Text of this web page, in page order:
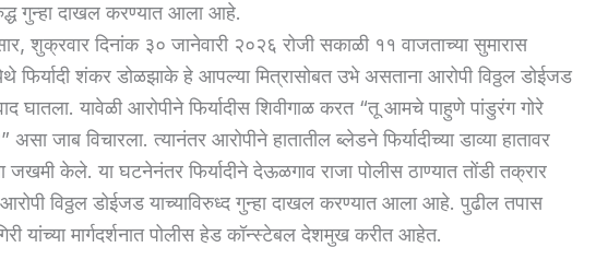
गुन्हा दाखल करण्यात आला आहे.
शुक्रवार दिनांक ३० जानेवारी २०२६ रोजी सकाळी ११ वाजताच्या सुमारास
फिर्यादी शंकर डोळझाके हे आपल्या मित्रासोबत उभे असताना आरोपी विठ्ठल डोईजड
घातला. यावेळी आरोपीने फिर्यादीस शिवीगाळ करत “तू आमचे पाहुणे पांडुरंग गोरे
असा जाब विचारला. त्यानंतर आरोपीने हातातील ब्लेडने फिर्यादीच्या डाव्या हातावर
जखमी केले. या घटनेनंतर फिर्यादीने देऊळगाव राजा पोलीस ठाण्यात तोंडी तक्रार
विठ्ठल डोईजड याच्याविरुध्द गुन्हा दाखल करण्यात आला आहे. पुढील तपास
यांच्या मार्गदर्शनात पोलीस हेड कॉन्स्टेबल देशमुख करीत आहेत.